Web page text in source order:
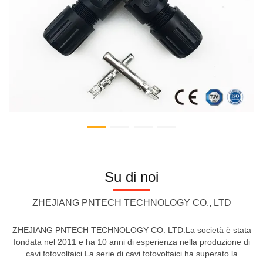
Su di noi
ZHEJIANG PNTECH TECHNOLOGY CO., LTD
ZHEJIANG PNTECH TECHNOLOGY CO. LTD.La società è stata
fondata nel 2011 e ha 10 anni di esperienza nella produzione di
cavi fotovoltaici.La serie di cavi fotovoltaici ha superato la